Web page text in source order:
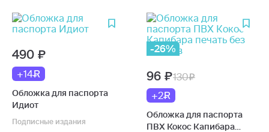
490
+14
Обложка для паспорта
Идиот
Подписные издания
-26%
96
130
+2
Обложка для паспорта
ПВХ Кокос Капибара